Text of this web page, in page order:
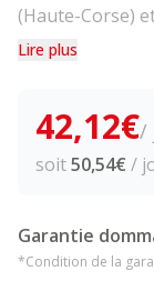
(Haute-Corse)
Lire plus
42,12€/
soit50,54€ /
Garantie
*Condition de la